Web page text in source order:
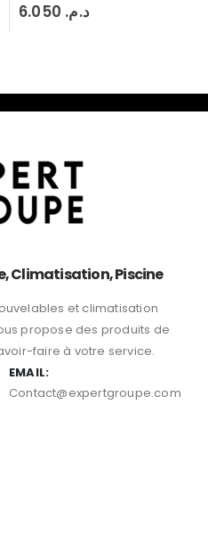
0sur 5 د.م.
Climatisation, Piscine
et climatisation
propose des produits de
faire à votre service.
EMAIL:
Contact@expertgroupe.com